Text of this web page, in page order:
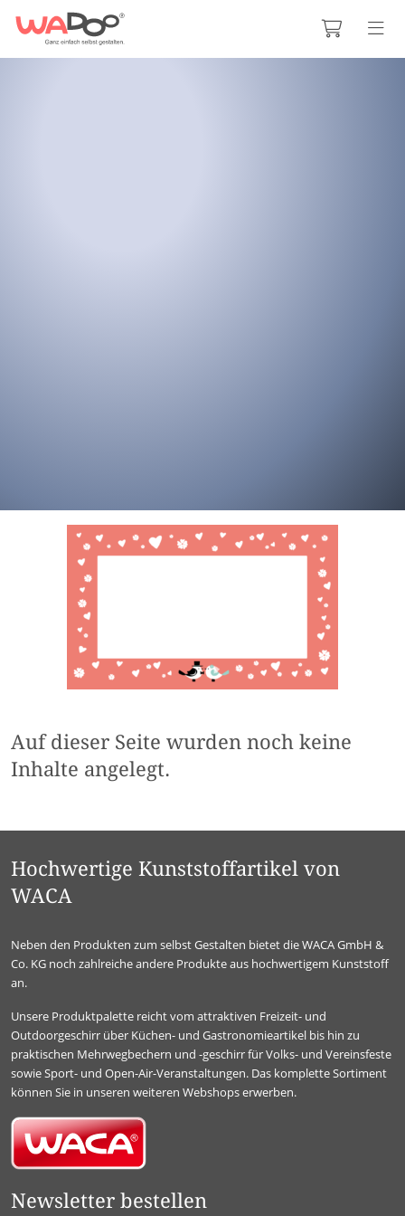
Auf dieser Seite wurden noch keine
Inhalte angelegt.
Hochwertige Kunststoffartikel von
WACA
Neben den Produkten zum selbst Gestalten bietet die WACA GmbH &
Co. KG noch zahlreiche andere Produkte aus hochwertigem Kunststoff
an.
Unsere Produktpalette reicht vom attraktiven Freizeit- und
Outdoorgeschirr über Küchen- und Gastronomieartikel bis hin zu
praktischen Mehrwegbechern und -geschirr für Volks- und Vereinsfeste
sowie Sport- und Open-Air-Veranstaltungen. Das komplette Sortiment
können Sie in unseren weiteren Webshops erwerben.
Newsletter bestellen